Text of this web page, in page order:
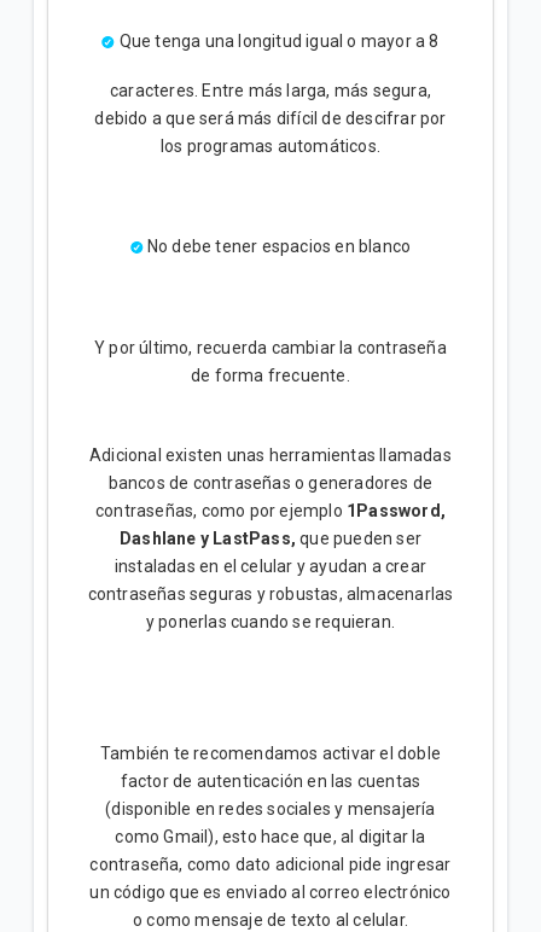
Que tenga una longitud igual o mayor a 8
caracteres. Entre más larga, más segura,
debido a que será más difícil de descifrar por
los programas automáticos.
No debe tener espacios en blanco
Y por último, recuerda cambiar la contraseña
de forma frecuente.
Adicional existen unas herramientas llamadas
bancos de contraseñas o generadores de
contraseñas, como por ejemplo 1Password,
Dashlane y LastPass, que pueden ser
instaladas en el celular y ayudan a crear
contraseñas seguras y robustas, almacenarlas
y ponerlas cuando se requieran.
También te recomendamos activar el doble
factor de autenticación en las cuentas
(disponible en redes sociales y mensajería
como Gmail), esto hace que, al digitar la
contraseña, como dato adicional pide ingresar
un código que es enviado al correo electrónico
o como mensaje de texto al celular.